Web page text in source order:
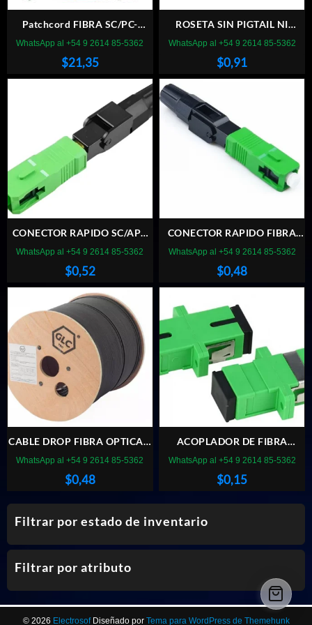
Filtrar por estado de inventario
Filtrar por atributo
Patchcord FIBRA SC/PC-
SC/PC 3MM X 3M
$21,35
WhatsApp al +54 9 2614 85-5362
ROSETA SIN PIGTAIL NI
ACOPLADOR
$0,91
WhatsApp al +54 9 2614 85-5362
CONECTOR RAPIDO SC/APC
PREMIUM SM
$0,52
WhatsApp al +54 9 2614 85-5362
CONECTOR RAPIDO FIBRA
OPTICA SC/APC
$0,48
WhatsApp al +54 9 2614 85-5362
CABLE DROP FIBRA OPTICA 4
PELOS GLC X METRO
$0,48
WhatsApp al +54 9 2614 85-5362
ACOPLADOR DE FIBRA
OPTICA SC/APC
$0,15
WhatsApp al +54 9 2614 85-5362
© 2026 Electrosof Diseñado por Tema para WordPress de Themehunk